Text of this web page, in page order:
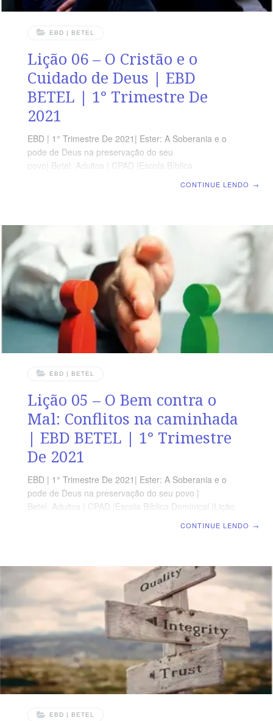
EBD | BETEL
Lição 06 – O Cristão e o
Cuidado de Deus | EBD
BETEL | 1° Trimestre De
2021
EBD | 1° Trimestre De 2021| Ester: A Soberania e o
pode de Deus na preservação do seu
povo| Betel Adultos | CPAD |Escola Bíblica
sabe se para tal tempo como este chegaste a este
reino?” Ester 4.14 VERDADE APLICADA O caráter da
rainha Ester ensina como submeter-se à vontade de
Deus e
CONTINUE LENDO →
EBD | BETEL
Lição 05 – O Bem contra o
Mal: Conflitos na caminhada
| EBD BETEL | 1° Trimestre
De 2021
EBD | 1° Trimestre De 2021| Ester: A Soberania e o
pode de Deus na preservação do seu povo |
Betel Adultos | CPAD |Escola Bíblica Dominical |Lição
TEXTO ÁUREO “Então disse Mardoqueu que tornassem
a dizer a Ester: Não imagines, em teu ânimo, que
escaparás na casa do rei, mais do que todos os
CONTINUE LENDO →
EBD | BETEL